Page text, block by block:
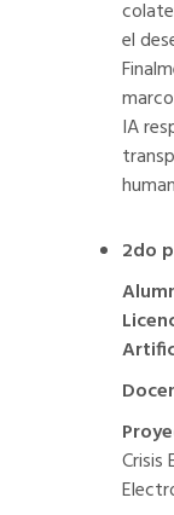
el
IA
2do
Crisis